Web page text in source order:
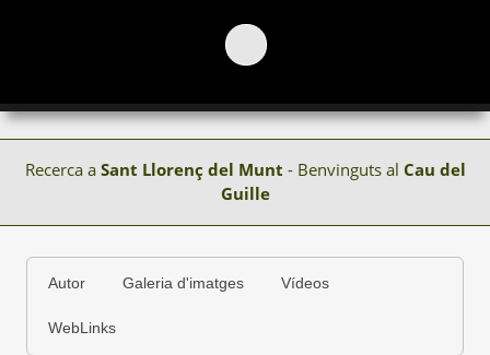
Recerca a Sant Llorenç del Munt - Benvinguts al Cau del
Guille
Autor Galeria d'imatges Vídeos
WebLinks